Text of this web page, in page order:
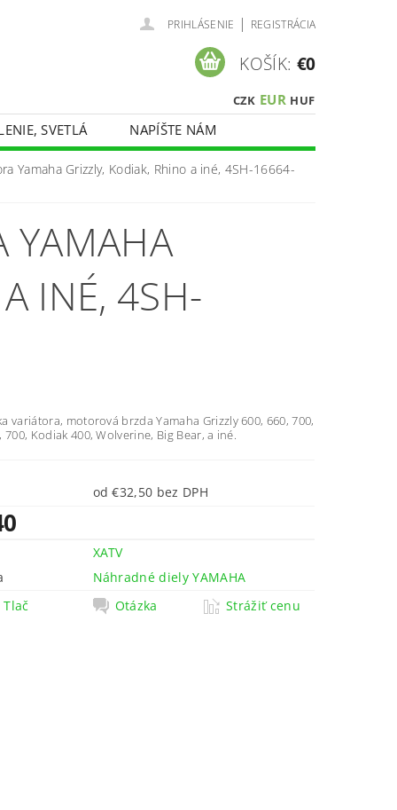
PRIHLÁSENIE | REGISTRÁCIA
CZK EUR HUF
KOŠÍK: €0
SVETLÁ NAPÍŠTE NÁM
Yamaha Grizzly, Kodiak, Rhino a iné, 4SH-16664-
YAMAHA
INÉ, 4SH-
variátora, motorová brzda Yamaha Grizzly 600, 660, 700,
700, Kodiak 400, Wolverine, Big Bear, a iné.
od €32,50 bez DPH
XATV
Náhradné diely YAMAHA
Tlač
Otázka Strážiť cenu